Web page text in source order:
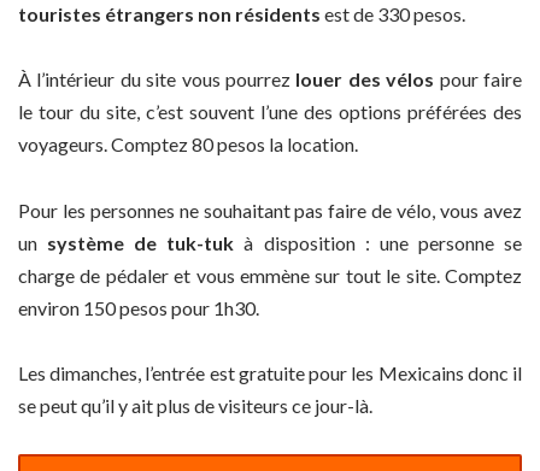
touristes étrangers non résidents est de 330 pesos.
À l’intérieur du site vous pourrez louer des vélos pour faire
le tour du site, c’est souvent l’une des options préférées des
voyageurs. Comptez 80 pesos la location.
Pour les personnes ne souhaitant pas faire de vélo, vous avez
un système de tuk-tuk à disposition : une personne se
charge de pédaler et vous emmène sur tout le site. Comptez
environ 150 pesos pour 1h30.
Les dimanches, l’entrée est gratuite pour les Mexicains donc il
se peut qu’il y ait plus de visiteurs ce jour-là.